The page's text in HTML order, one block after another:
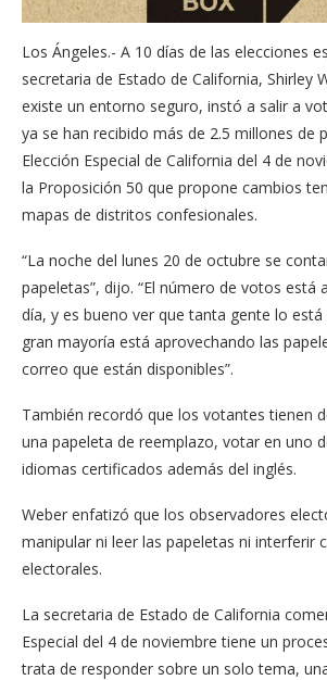
Los Ángeles.- A 10 días de las elecciones
secretaria de Estado de California, Shirley
existe un entorno seguro, instó a salir a
ya se han recibido más de 2.5 millones de
Elección Especial de California del 4 de
la Proposición 50 que propone cambios
mapas de distritos confesionales.
“La noche del lunes 20 de octubre se
papeletas”, dijo. “El número de votos está
día, y es bueno ver que tanta gente lo
gran mayoría está aprovechando las
correo que están disponibles”.
También recordó que los votantes tienen
una papeleta de reemplazo, votar en uno
idiomas certificados además del inglés.
Weber enfatizó que los observadores
manipular ni leer las papeletas ni interferir
electorales.
La secretaria de Estado de California
Especial del 4 de noviembre tiene un
trata de responder sobre un solo tema,